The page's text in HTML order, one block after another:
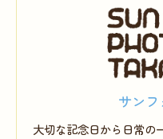
サン
大切な記念日から日常の